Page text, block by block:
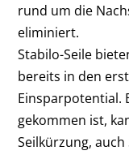
rund um die
eliminiert.
Stabilo-Seile
bereits in den
Einsparpotential.
gekommen ist,
Seilkürzung,